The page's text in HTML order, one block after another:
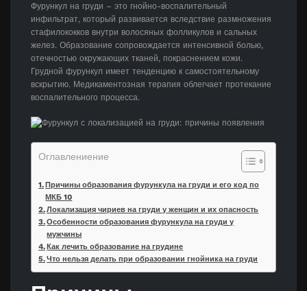
Фурункул на груди – это гнойно-воспалительный
инфильтрат, который развивается вследствие размножения
стафилококков внутри волосяных фолликулов и сальных
желез. Образование сопровождается интенсивной болью,
отечностью окружающих тканей, покраснением кожи.
Грудной фурункул имеет тенденцию к самостоятельному
вскрытию. Медикаментозная терапия облегчает протекание
воспалительного процесса.
Оглавлениение
Причины образования фурункула на груди и его код по
МКБ 10
Локализация чириев на груди у женщин и их опасность
Особенности образования фурункула на груди у
мужчины
Как лечить образование на грудине
Что нельзя делать при образовании гнойника на груди